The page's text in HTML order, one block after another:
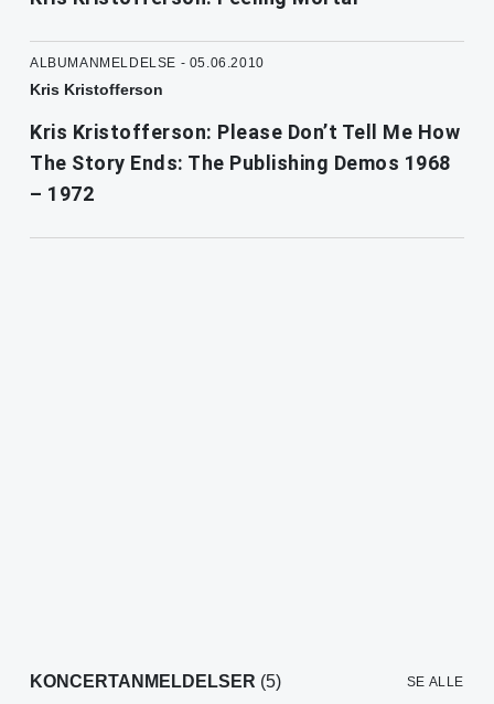
ALBUMANMELDELSE - 05.06.2010
Kris Kristofferson
Kris Kristofferson: Please Don’t Tell Me How
The Story Ends: The Publishing Demos 1968
– 1972
KONCERTANMELDELSER (5) SE ALLE